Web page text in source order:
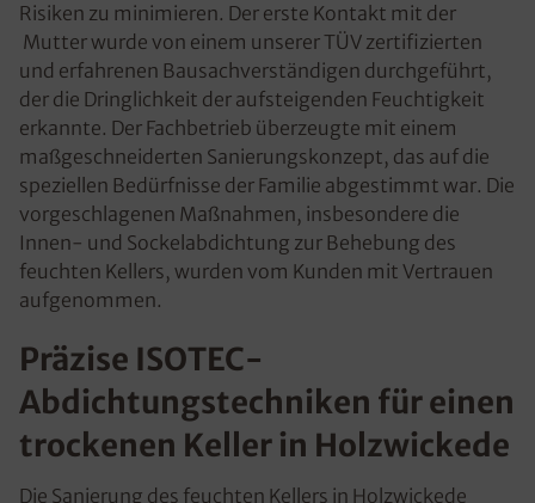
Risiken zu minimieren. Der erste Kontakt mit der
Mutter wurde von einem unserer TÜV zertifizierten
und erfahrenen Bausachverständigen durchgeführt,
der die Dringlichkeit der aufsteigenden Feuchtigkeit
erkannte. Der Fachbetrieb überzeugte mit einem
maßgeschneiderten Sanierungskonzept, das auf die
speziellen Bedürfnisse der Familie abgestimmt war. Die
vorgeschlagenen Maßnahmen, insbesondere die
Innen- und Sockelabdichtung zur Behebung des
feuchten Kellers, wurden vom Kunden mit Vertrauen
aufgenommen.
Präzise ISOTEC-
Abdichtungstechniken für einen
trockenen Keller in Holzwickede
Die Sanierung des feuchten Kellers in Holzwickede